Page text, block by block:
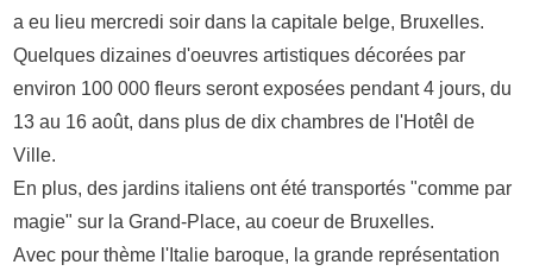
a eu lieu mercredi soir dans la capitale belge, Bruxelles.
Quelques dizaines d'oeuvres artistiques décorées par
environ 100 000 fleurs seront exposées pendant 4 jours, du
13 au 16 août, dans plus de dix chambres de l'Hotêl de
Ville.
En plus, des jardins italiens ont été transportés "comme par
magie" sur la Grand-Place, au coeur de Bruxelles.
Avec pour thème l'Italie baroque, la grande représentation